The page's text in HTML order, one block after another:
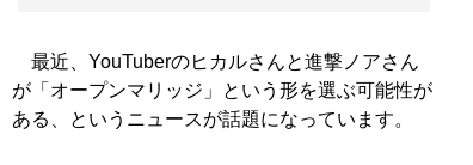
最近、YouTuberのヒカルさんと進撃ノアさん
が「オープンマリッジ」という形を選ぶ可能性が
ある、というニュースが話題になっています。